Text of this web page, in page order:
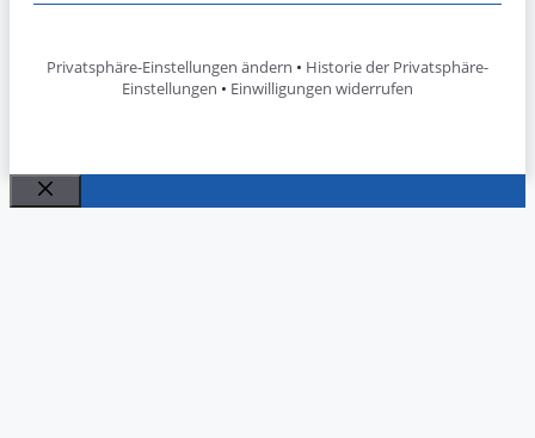
Privatsphäre-Einstellungen ändern • Historie der Privatsphäre-
Einstellungen • Einwilligungen widerrufen
Close